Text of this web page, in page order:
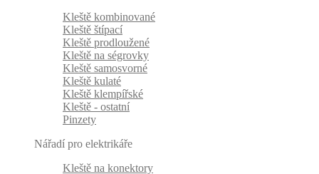
Kleště kombinované
Kleště štípací
Kleště prodloužené
Kleště na ségrovky
Kleště samosvorné
Kleště kulaté
Kleště klempířské
Kleště - ostatní
Pinzety
Nářadí pro elektrikáře
Kleště na konektory